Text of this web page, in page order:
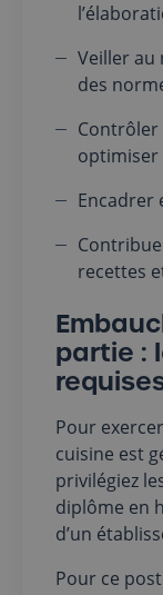
Veiller au
des
optimiser
Encadrer
recettes
partie :
Pour
cuisine est
privilégiez
diplôme en
d’un
Pour ce